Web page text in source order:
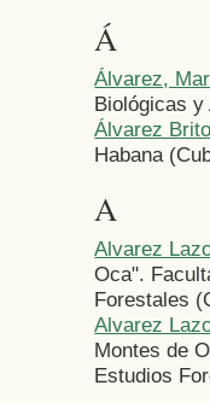
Á
Álvarez,
Biológicas
Álvarez
Habana
A
Alvarez
Oca".
Forestales
Alvarez
Montes de
Estudios